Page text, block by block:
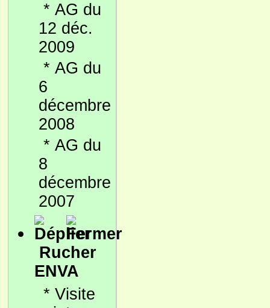
* AG du
12 déc.
2009
* AG du
6
décembre
2008
* AG du
8
décembre
2007
Rucher
ENVA
* Visite